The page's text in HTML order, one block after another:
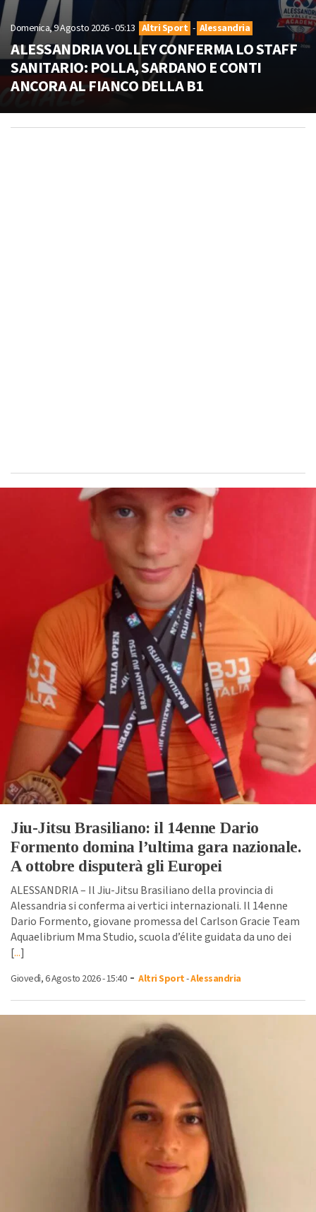
Domenica, 9 Agosto 2026 - 05:13 Altri Sport - Alessandria
ALESSANDRIA VOLLEY CONFERMA LO STAFF
SANITARIO: POLLA, SARDANO E CONTI
ANCORA AL FIANCO DELLA B1
Jiu-Jitsu Brasiliano: il 14enne Dario
Formento domina l’ultima gara nazionale.
A ottobre disputerà gli Europei
ALESSANDRIA – Il Jiu-Jitsu Brasiliano della provincia di
Alessandria si conferma ai vertici internazionali. Il 14enne
Dario Formento, giovane promessa del Carlson Gracie Team
Aquaelibrium Mma Studio, scuola d’élite guidata da uno dei
[...]
Giovedì, 6 Agosto 2026 - 15:40- Altri Sport-Alessandria